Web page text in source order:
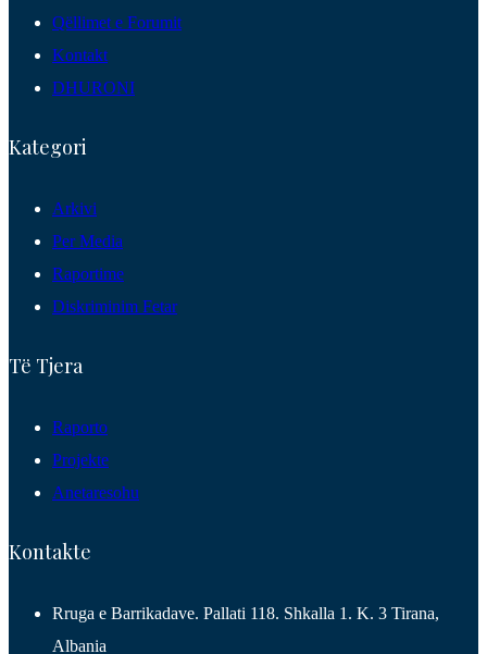
Qëllimet e Forumit
Kontakt
DHURONI
Kategori
Arkivi
Per Media
Raportime
Diskriminim Fetar
Të Tjera
Raporto
Projekte
Anetaresohu
Kontakte
Rruga e Barrikadave. Pallati 118. Shkalla 1. K. 3 Tirana,
Albania